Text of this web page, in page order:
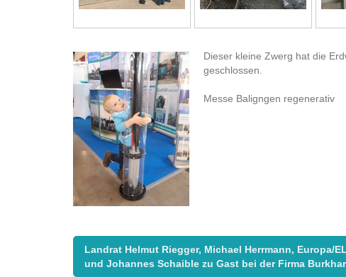
Dieser kleine Zwerg hat die
geschlossen.
Messe Baligngen regenerativ
Landrat Helmut Riegger, Michael Herrmann, Europa/
und Johannes Schaible zu Gast bei der Firma